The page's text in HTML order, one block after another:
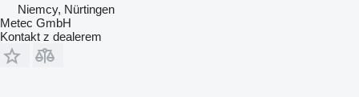
Niemcy, Nürtingen
Metec GmbH
Kontakt z dealerem